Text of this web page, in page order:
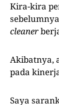
Kira-kira
cleaner
Akibatnya,
pada
Saya